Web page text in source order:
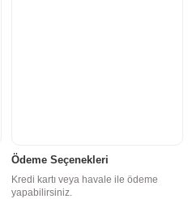
Ödeme Seçenekleri
Kredi kartı veya havale ile ödeme
yapabilirsiniz.